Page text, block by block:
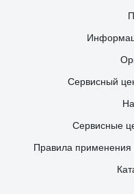
Сервисный
Сервисные
Правила применения